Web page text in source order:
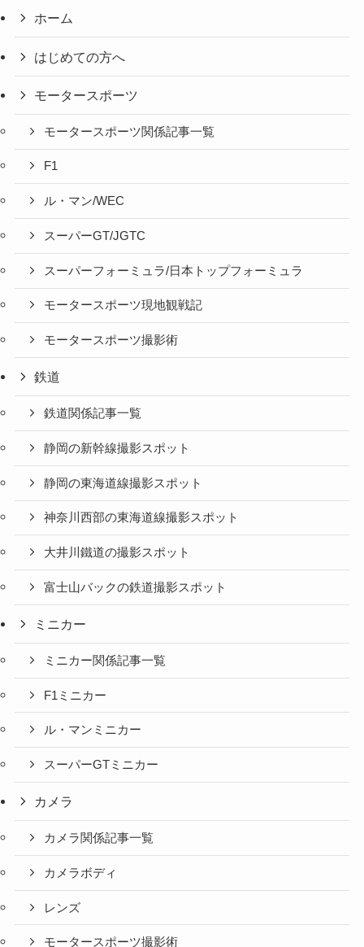
ホーム
はじめての方へ
モータースポーツ
モータースポーツ関係記事一覧
F1
ル・マン/WEC
スーパーGT/JGTC
スーパーフォーミュラ/日本トップフォーミュラ
モータースポーツ現地観戦記
モータースポーツ撮影術
鉄道
鉄道関係記事一覧
静岡の新幹線撮影スポット
静岡の東海道線撮影スポット
神奈川西部の東海道線撮影スポット
大井川鐵道の撮影スポット
富士山バックの鉄道撮影スポット
ミニカー
ミニカー関係記事一覧
F1ミニカー
ル・マンミニカー
スーパーGTミニカー
カメラ
カメラ関係記事一覧
カメラボディ
レンズ
モータースポーツ撮影術